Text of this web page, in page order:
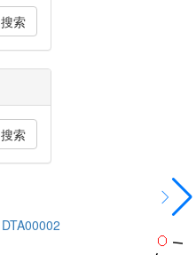
搜索
搜索
DTA00002